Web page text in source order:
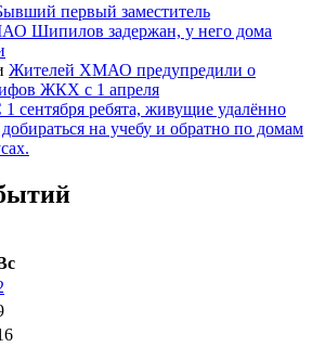
первый заместитель
Шипилов задержан, у него дома
Жителей ХМАО предупредили о
ЖКХ с 1 апреля
1 сентября ребята, живущие удалённо
на учебу и обратно по домам